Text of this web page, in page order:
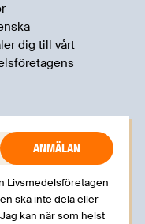
dig till vårt
Livsmedelsföretagen
ska inte dela eller
kan när som helst